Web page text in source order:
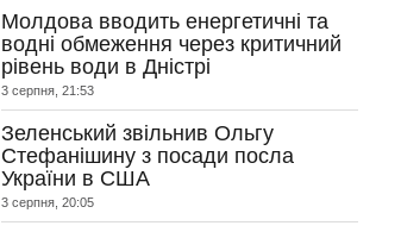
Молдова вводить енергетичні та
водні обмеження через критичний
рівень води в Дністрі
3 серпня, 21:53
Зеленський звільнив Ольгу
Стефанішину з посади посла
України в США
3 серпня, 20:05